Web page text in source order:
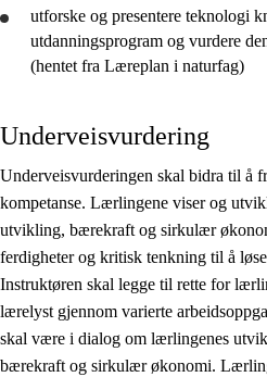
utforske og presentere teknologi
utdanningsprogram og vurdere
(hentet fra Læreplan i naturfag)
Underveisvurdering
Underveisvurderingen skal bidra til å
kompetanse. Lærlingene viser og
utvikling, bærekraft og sirkulær
ferdigheter og kritisk tenkning til å
Instruktøren skal legge til rette for
lærelyst gjennom varierte
skal være i dialog om lærlingenes
bærekraft og sirkulær økonomi.